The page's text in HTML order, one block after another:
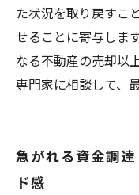
た状況を取り戻すこ
せることに寄与しま
なる不動産の売却以
専門家に相談して、
急がれる資金調
ド感